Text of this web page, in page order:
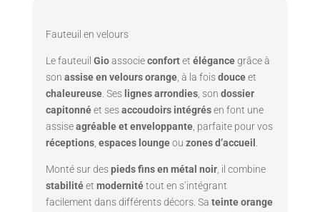
Fauteuil en velours
Le fauteuil Gioassocieconfortet élégancegrâce à
son assise en velours orange, à la foisdouceet
chaleureuse. Ses lignes arrondies, son dossier
capitonnéet sesaccoudoirs intégrésen font une
assiseagréable et enveloppante, parfaite pour vos
réceptions, espaces loungeou zones d’accueil
Monté sur despieds fins en métal noir, il combine
stabilitéet modernitétout en s’intégrant
facilement dans différents décors. Sa teinte orange